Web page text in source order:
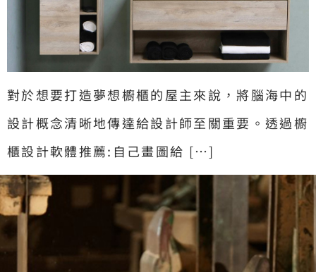
對於想要打造夢想櫥櫃的屋主來說，將腦海中的
設計概念清晰地傳達給設計師至關重要。透過櫥
櫃設計軟體推薦:自己畫圖給 […]